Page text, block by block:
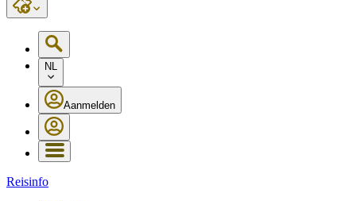
NL
Aanmelden
Reisinfo